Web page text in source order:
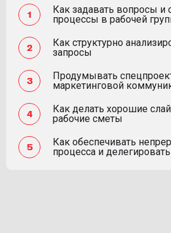
Как задавать вопросы и
процессы в рабочей
Как структурно
запросы
Продумывать
маркетинговой
Как делать хорошие
рабочие сметы
Как обеспечивать
процесса и